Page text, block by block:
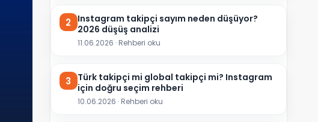
2 Instagram takipçi sayım neden düşüyor?
2026 düşüş analizi
11.06.2026 · Rehberi oku
3 Türk takipçi mi global takipçi mi? Instagram
için doğru seçim rehberi
10.06.2026 · Rehberi oku